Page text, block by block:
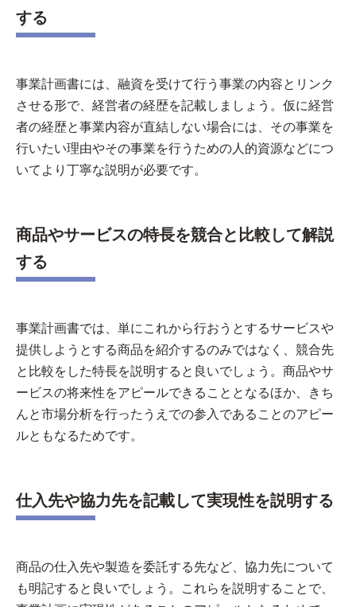
する
事業計画書には、融資を受けて行う事業の内容とリンク
させる形で、経営者の経歴を記載しましょう。仮に経営
者の経歴と事業内容が直結しない場合には、その事業を
行いたい理由やその事業を行うための人的資源などにつ
いてより丁寧な説明が必要です。
商品やサービスの特長を競合と比較して解説
する
事業計画書では、単にこれから行おうとするサービスや
提供しようとする商品を紹介するのみではなく、競合先
と比較をした特長を説明すると良いでしょう。商品やサ
ービスの将来性をアピールできることとなるほか、きち
んと市場分析を行ったうえでの参入であることのアピー
ルともなるためです。
仕入先や協力先を記載して実現性を説明する
商品の仕入先や製造を委託する先など、協力先について
も明記すると良いでしょう。これらを説明することで、